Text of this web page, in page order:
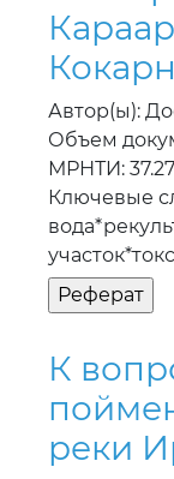
Автор(ы):
Объем
МРНТИ:
Ключевые
К
реки